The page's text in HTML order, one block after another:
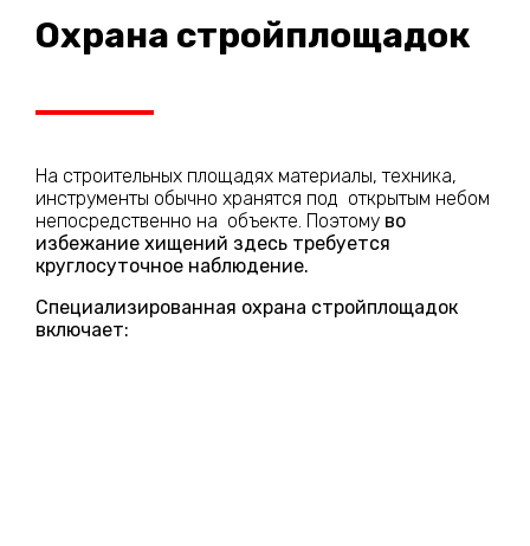
Охрана стройплощадок
На строительных площадях материалы, техника,
инструменты обычно хранятся под открытым небом
непосредственно на объекте. Поэтому во
избежание хищений здесь требуется
круглосуточное наблюдение.
Специализированная охрана стройплощадок
включает: